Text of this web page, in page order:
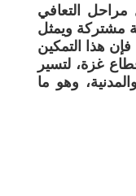
مراحل التعافي
مشتركة ويمثل
فإن هذا التمكين
غزة، لتسير
وهو ما